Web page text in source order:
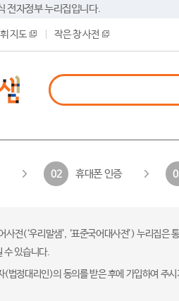
전자정부 누리집입니다.
지도 작은 창 사전
02 휴대폰 인증
사전(‘우리말샘’, ‘표준국어대사전’) 누리집
수 있습니다.
(법정대리인)의 동의를 받은 후에 가입하여 주